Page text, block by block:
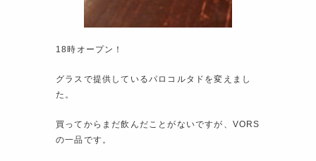
18時オープン！
グラスで提供しているパロコルタドを変えまし
た。
買ってからまだ飲んだことがないですが、VORS
の一品です。